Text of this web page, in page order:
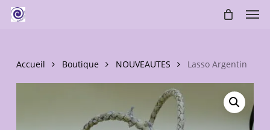
main
Accueil Boutique NOUVEAUTES Lasso Argentin